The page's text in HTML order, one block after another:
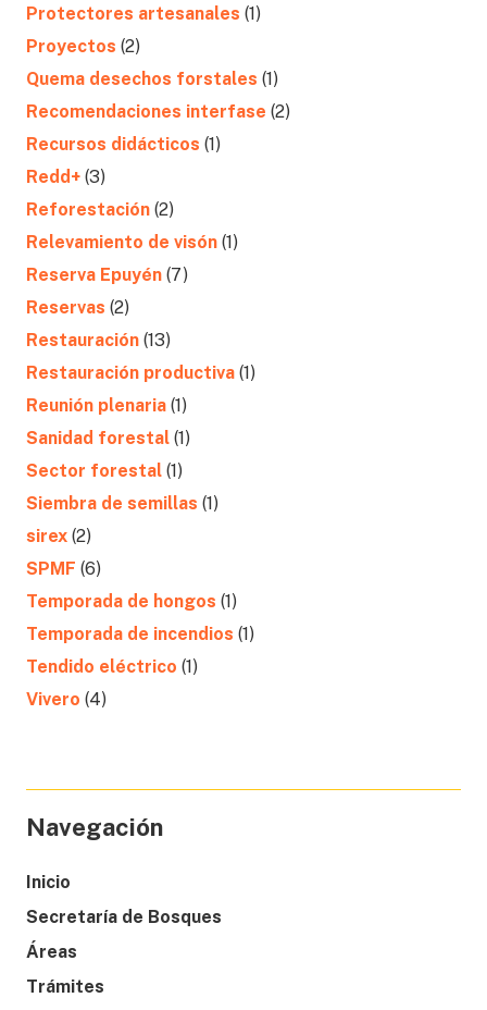
Protectores artesanales (1)
Proyectos (2)
Quema desechos forstales (1)
Recomendaciones interfase (2)
Recursos didácticos (1)
Redd+ (3)
Reforestación (2)
Relevamiento de visón (1)
Reserva Epuyén (7)
Reservas (2)
Restauración (13)
Restauración productiva (1)
Reunión plenaria (1)
Sanidad forestal (1)
Sector forestal (1)
Siembra de semillas (1)
sirex (2)
SPMF (6)
Temporada de hongos (1)
Temporada de incendios (1)
Tendido eléctrico (1)
Vivero (4)
Navegación
Inicio
Secretaría de Bosques
Áreas
Trámites